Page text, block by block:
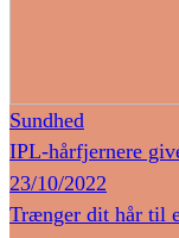
Sundhed
IPL-hårfjernere
23/10/2022
Trænger dit hår til